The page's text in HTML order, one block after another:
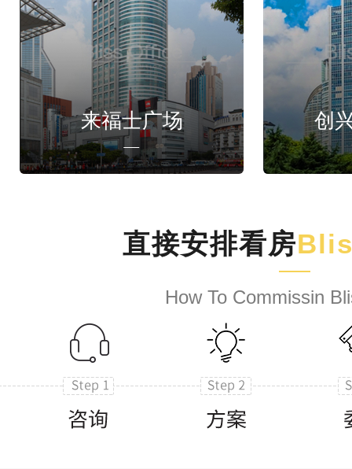
来福士广场 创
直接安排看房
How To Commissin